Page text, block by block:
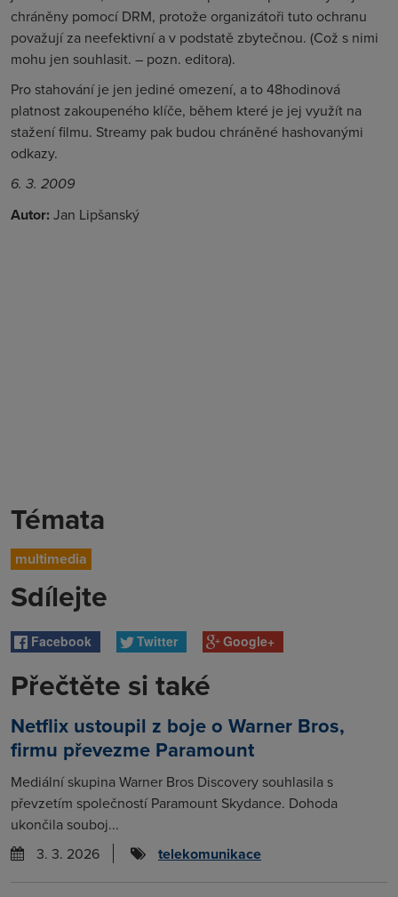
chráněny pomocí DRM, protože organizátoři tuto ochranu
považují za neefektivní a v podstatě zbytečnou. (Což s nimi
mohu jen souhlasit. – pozn. editora).
Pro stahování je jen jediné omezení, a to 48hodinová
platnost zakoupeného klíče, během které je jej využít na
stažení filmu. Streamy pak budou chráněné hashovanými
odkazy.
6. 3. 2009
Autor: Jan Lipšanský
Témata
multimedia
Sdílejte
Facebook Twitter Google+
Přečtěte si také
Netflix ustoupil z boje o Warner Bros,
firmu převezme Paramount
Mediální skupina Warner Bros Discovery souhlasila s
převzetím společností Paramount Skydance. Dohoda
ukončila souboj...
3. 3. 2026
telekomunikace